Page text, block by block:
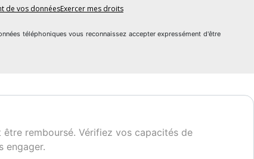
de vos donnéesExercer mes droits
téléphoniques vous reconnaissez accepter expressément d'être
remboursé. Vérifiez vos capacités de
engager.